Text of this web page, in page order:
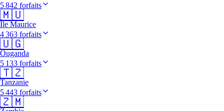
5 842 forfaits
🇲🇺
Île Maurice
4 363 forfaits
🇺🇬
Ouganda
5 133 forfaits
🇹🇿
Tanzanie
5 443 forfaits
🇿🇲